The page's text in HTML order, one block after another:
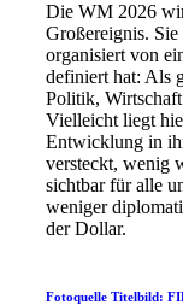
Die WM 2026
Großereignis.
organisiert von
definiert hat: Als
Politik,
Vielleicht liegt
Entwicklung in
versteckt, wenig
sichtbar für alle
weniger
der Dollar.
Fotoquelle Titelbild: